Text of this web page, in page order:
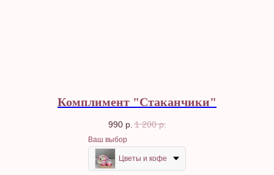
Комплимент "Стаканчики"
990 р. 1 200 р.
Ваш выбор
Цветы и кофе